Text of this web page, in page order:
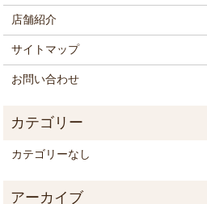
店舗紹介
サイトマップ
お問い合わせ
カテゴリーなし